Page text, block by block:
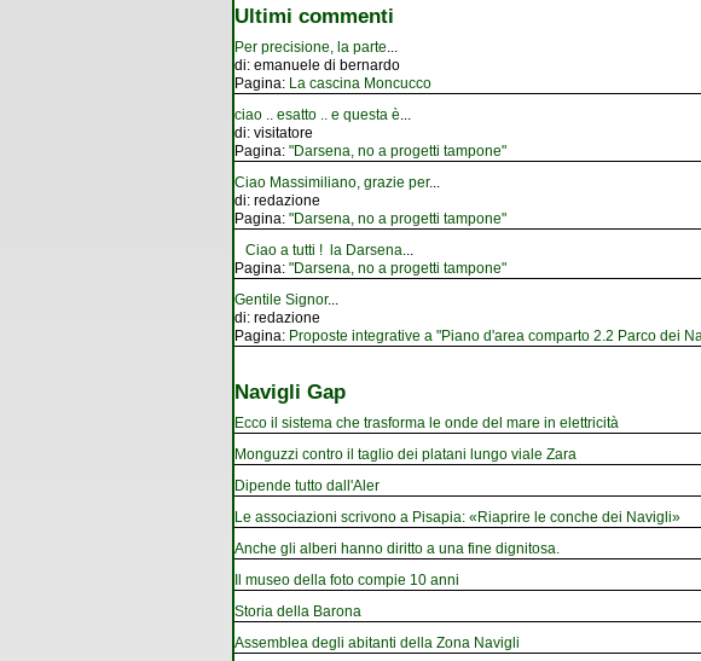
Ultimi commenti
Per precisione, la parte
di: emanuele di bernardo
Pagina: La cascina Moncucco
ciao .. esatto .. e questa è
di: visitatore
Pagina: "Darsena, no a progetti tampone"
Ciao Massimiliano, grazie per...
di: redazione
Pagina: "Darsena, no a progetti tampone"
Ciao a tutti ! la Darsena
Pagina: "Darsena, no a progetti tampone"
Gentile Signor...
di: redazione
Pagina: Proposte integrative a "Piano d'area comparto 2.2 Parco dei
Navigli Gap
Ecco il sistema che trasforma le onde del mare in elettricità
Monguzzi contro il taglio dei platani lungo viale Zara
Dipende tutto dall'Aler
Le associazioni scrivono a Pisapia: «Riaprire le conche dei Navigli»
Anche gli alberi hanno diritto a una fine dignitosa.
Il museo della foto compie 10 anni
Storia della Barona
Assemblea degli abitanti della Zona Navigli